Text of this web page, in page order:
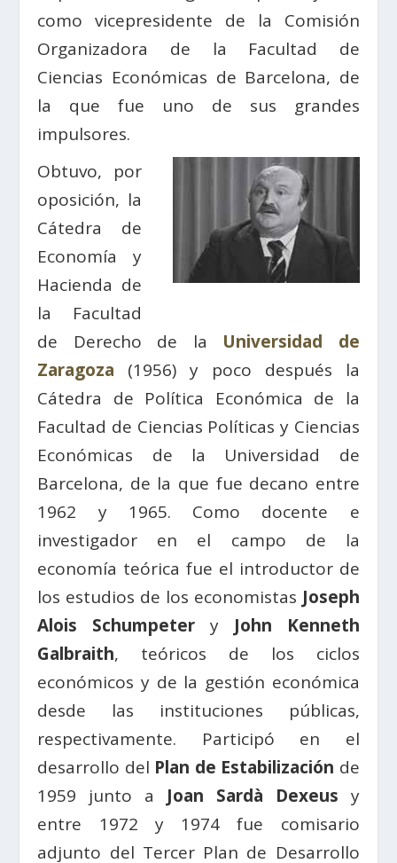
como vicepresidente de la Comisión
Organizadora de la Facultad de
Ciencias Económicas de Barcelona, de
la que fue uno de sus grandes
impulsores.
Obtuvo, por
oposición, la
Cátedra de
Economía y
Hacienda de
la Facultad
de Derecho de la Universidad de
Zaragoza (1956) y poco después la
Cátedra de Política Económica de la
Facultad de Ciencias Políticas y Ciencias
Económicas de la Universidad de
Barcelona, de la que fue decano entre
1962 y 1965. Como docente e
investigador en el campo de la
economía teórica fue el introductor de
los estudios de los economistas Joseph
Alois Schumpeter y John Kenneth
Galbraith, teóricos de los ciclos
económicos y de la gestión económica
desde las instituciones públicas,
respectivamente. Participó en el
desarrollo del Plan de Estabilización de
1959 junto a Joan Sardà Dexeus y
entre 1972 y 1974 fue comisario
adjunto del Tercer Plan de Desarrollo